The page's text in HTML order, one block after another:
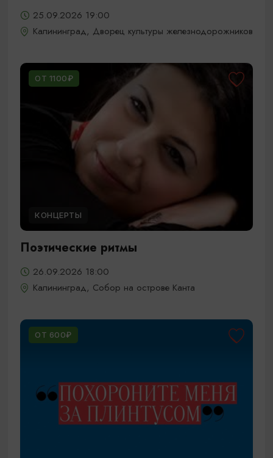
25.09.2026 19:00
Калининград, Дворец культуры железнодорожников
ОТ 1100₽
КОНЦЕРТЫ
Поэтические ритмы
26.09.2026 18:00
Калининград, Собор на острове Канта
ОТ 600₽